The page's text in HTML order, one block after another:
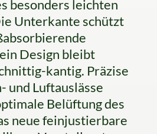
besonders leichten
Unterkante schützt
Design bleibt
kantig. Präzise
und Luftauslässe
Belüftung des
neue feinjustierbare